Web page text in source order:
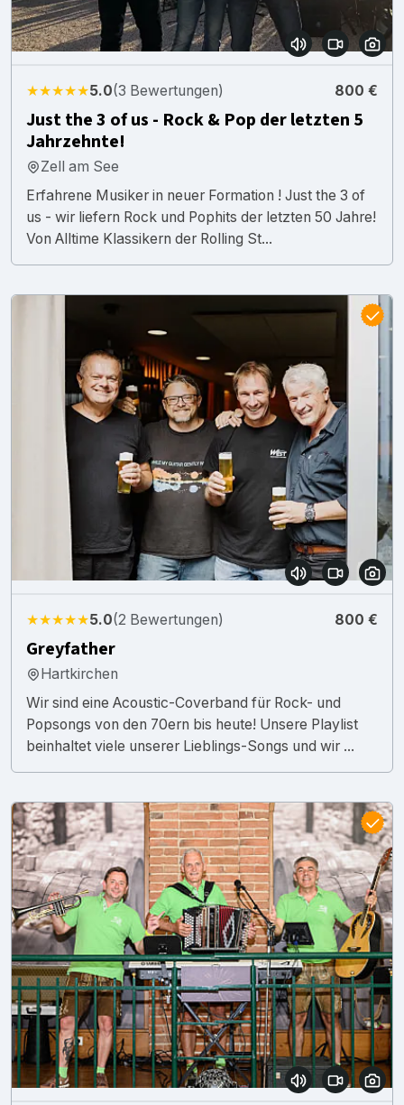
★★★★★5.0(3 Bewertungen) 800 €
Just the 3 of us - Rock & Pop der letzten 5
Jahrzehnte!
Zell am See
Erfahrene Musiker in neuer Formation ! Just the 3 of
us - wir liefern Rock und Pophits der letzten 50 Jahre!
Von Alltime Klassikern der Rolling St...
★★★★★5.0(2 Bewertungen) 800 €
Greyfather
Hartkirchen
Wir sind eine Acoustic-Coverband für Rock- und
Popsongs von den 70ern bis heute! Unsere Playlist
beinhaltet viele unserer Lieblings-Songs und wir ...